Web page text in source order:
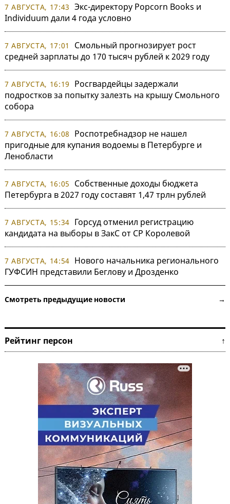
7 АВГУСТА, 17:43 Экс-директору Popcorn Books и
Individuum дали 4 года условно
7 АВГУСТА, 17:01
Смольный прогнозирует рост
средней зарплаты до 170 тысяч рублей к 2029 году
7 АВГУСТА, 16:19
Росгвардейцы задержали
подростков за попытку залезть на крышу Смольного
собора
7 АВГУСТА, 16:08
Роспотребнадзор не нашел
пригодные для купания водоемы в Петербурге и
Ленобласти
7 АВГУСТА, 16:05
Собственные доходы бюджета
Петербурга в 2027 году составят 1,47 трлн рублей
7 АВГУСТА, 15:34 Горсуд отменил регистрацию
кандидата на выборы в ЗакС от СР Королевой
7 АВГУСТА, 14:54 Нового начальника регионального
ГУФСИН представили Беглову и Дрозденко
Смотреть предыдущие новости →
Рейтинг персон ↑